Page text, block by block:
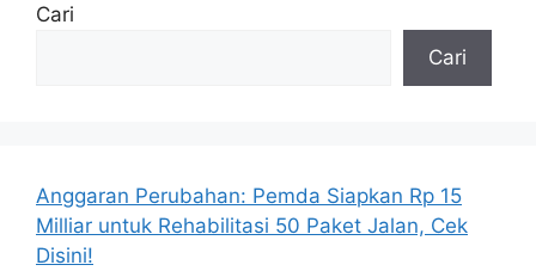
Cari
Cari
Anggaran Perubahan: Pemda Siapkan Rp 15
Milliar untuk Rehabilitasi 50 Paket Jalan, Cek
Disini!